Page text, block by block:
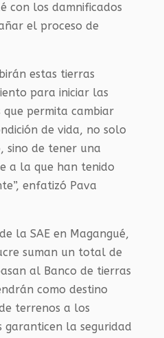
con los damnificados
el proceso de
estas tierras
para iniciar las
permita cambiar
de vida, no solo
sino de tener una
a la que han tenido
enfatizó Pava
la SAE en Magangué,
suman un total de
al Banco de tierras
como destino
terrenos a los
garanticen la seguridad